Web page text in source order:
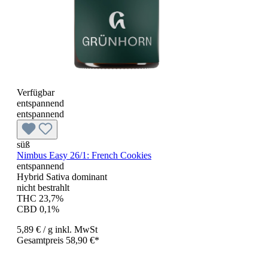
Verfügbar
entspannend
entspannend
süß
Nimbus Easy 26/1: French Cookies
entspannend
Hybrid Sativa dominant
nicht bestrahlt
THC 23,7%
CBD 0,1%
5,89 € / g inkl. MwSt
Gesamtpreis 58,90 €*